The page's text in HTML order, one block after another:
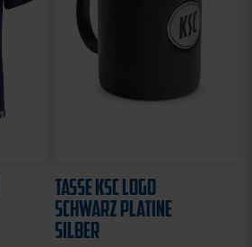
TASSE KSC LOGO
SCHWARZ PLATINE
SILBER